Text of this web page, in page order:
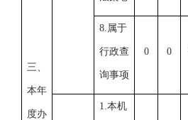
三、
本年
度办
8.属于
行政查
询事项
0 0
1.本机